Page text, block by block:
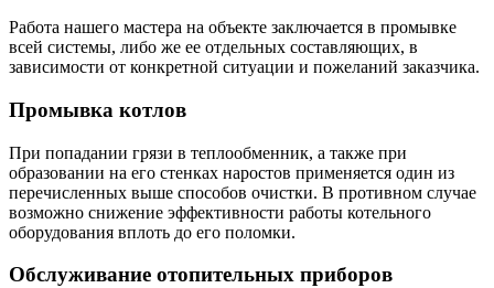
Работа нашего мастера на объекте заключается в промывке
всей системы, либо же ее отдельных составляющих, в
зависимости от конкретной ситуации и пожеланий заказчика.
Промывка котлов
При попадании грязи в теплообменник, а также при
образовании на его стенках наростов применяется один из
перечисленных выше способов очистки. В противном случае
возможно снижение эффективности работы котельного
оборудования вплоть до его поломки.
Обслуживание отопительных приборов